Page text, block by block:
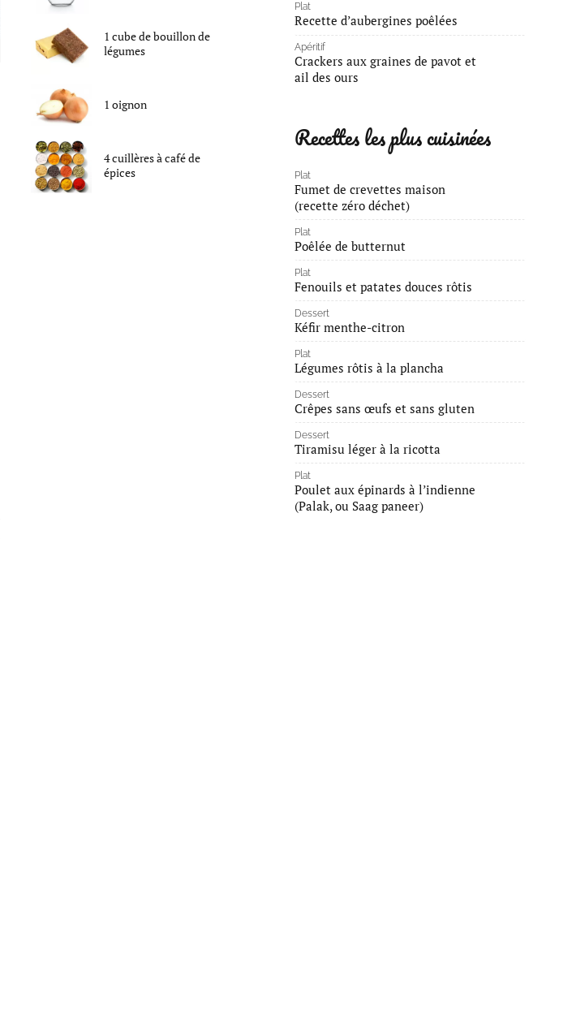
1 cubedebouillon de
légumes
1 oignon
4cuillères à caféde
épices
Plat
Recette d’aubergines poêlées
Apéritif
Crackers aux graines de pavot et
ail des ours
Recettes les plus cuisinées
Plat
Fumet de crevettes maison
(recette zéro déchet)
Plat
Poêlée de butternut
Plat
Fenouils et patates douces rôtis
Dessert
Kéfir menthe-citron
Plat
Légumes rôtis à la plancha
Dessert
Crêpes sans œufs et sans gluten
Dessert
Tiramisu léger à la ricotta
Plat
Poulet aux épinards à l’indienne
(Palak, ou Saag paneer)